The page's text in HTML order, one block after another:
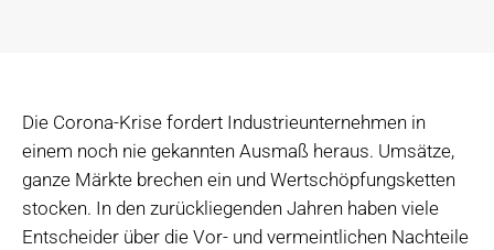
Die Corona-Krise fordert Industrieunternehmen in
einem noch nie gekannten Ausmaß heraus. Umsätze,
ganze Märkte brechen ein und Wertschöpfungsketten
stocken. In den zurückliegenden Jahren haben viele
Entscheider über die Vor- und vermeintlichen Nachteile